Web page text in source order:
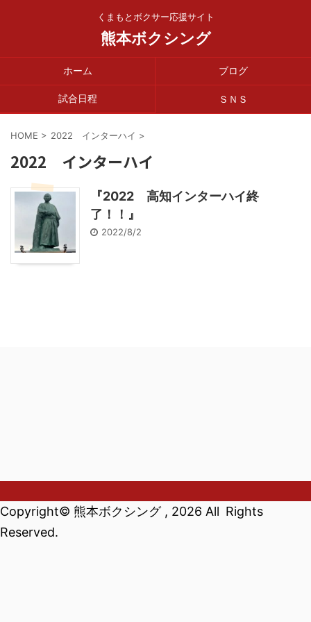
くまもとボクサー応援サイト
熊本ボクシング
ホーム ブログ
試合日程 ＳＮＳ
HOME > 2022 インターハイ >
2022 インターハイ
『2022 高知インターハイ終
了！！』
2022/8/2
ホーム ブログ 試合日程 ＳＮＳ
プライバシーポリシ
Copyright© 熊本ボクシング , 2026 All Rights
Reserved.